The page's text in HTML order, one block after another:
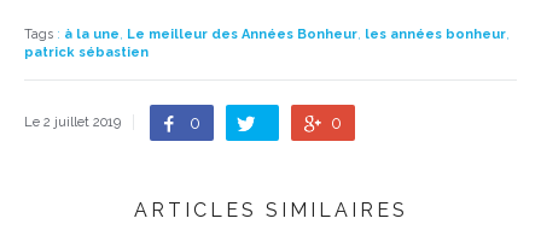
Tags : à la une, Le meilleur des Années Bonheur, les années bonheur,
patrick sébastien
Le 2 juillet 2019 0 0
ARTICLES SIMILAIRES